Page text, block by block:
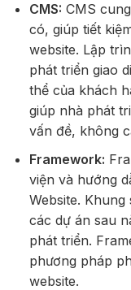
CMS: CMS
có, giúp tiết
website. Lập
phát triển giao
thể của khách
giúp nhà phát
vấn đề, không
Framework:
viện và hướng
Website.
các dự án sau
phát triển.
phương pháp
website.